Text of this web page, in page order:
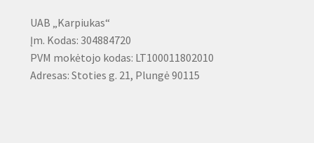
UAB „Karpiukas“
Įm. Kodas: 304884720
PVM mokėtojo kodas: LT100011802010
Adresas: Stoties g. 21, Plungė 90115